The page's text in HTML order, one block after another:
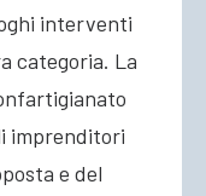
interventi
categoria. La
imprenditori
e del